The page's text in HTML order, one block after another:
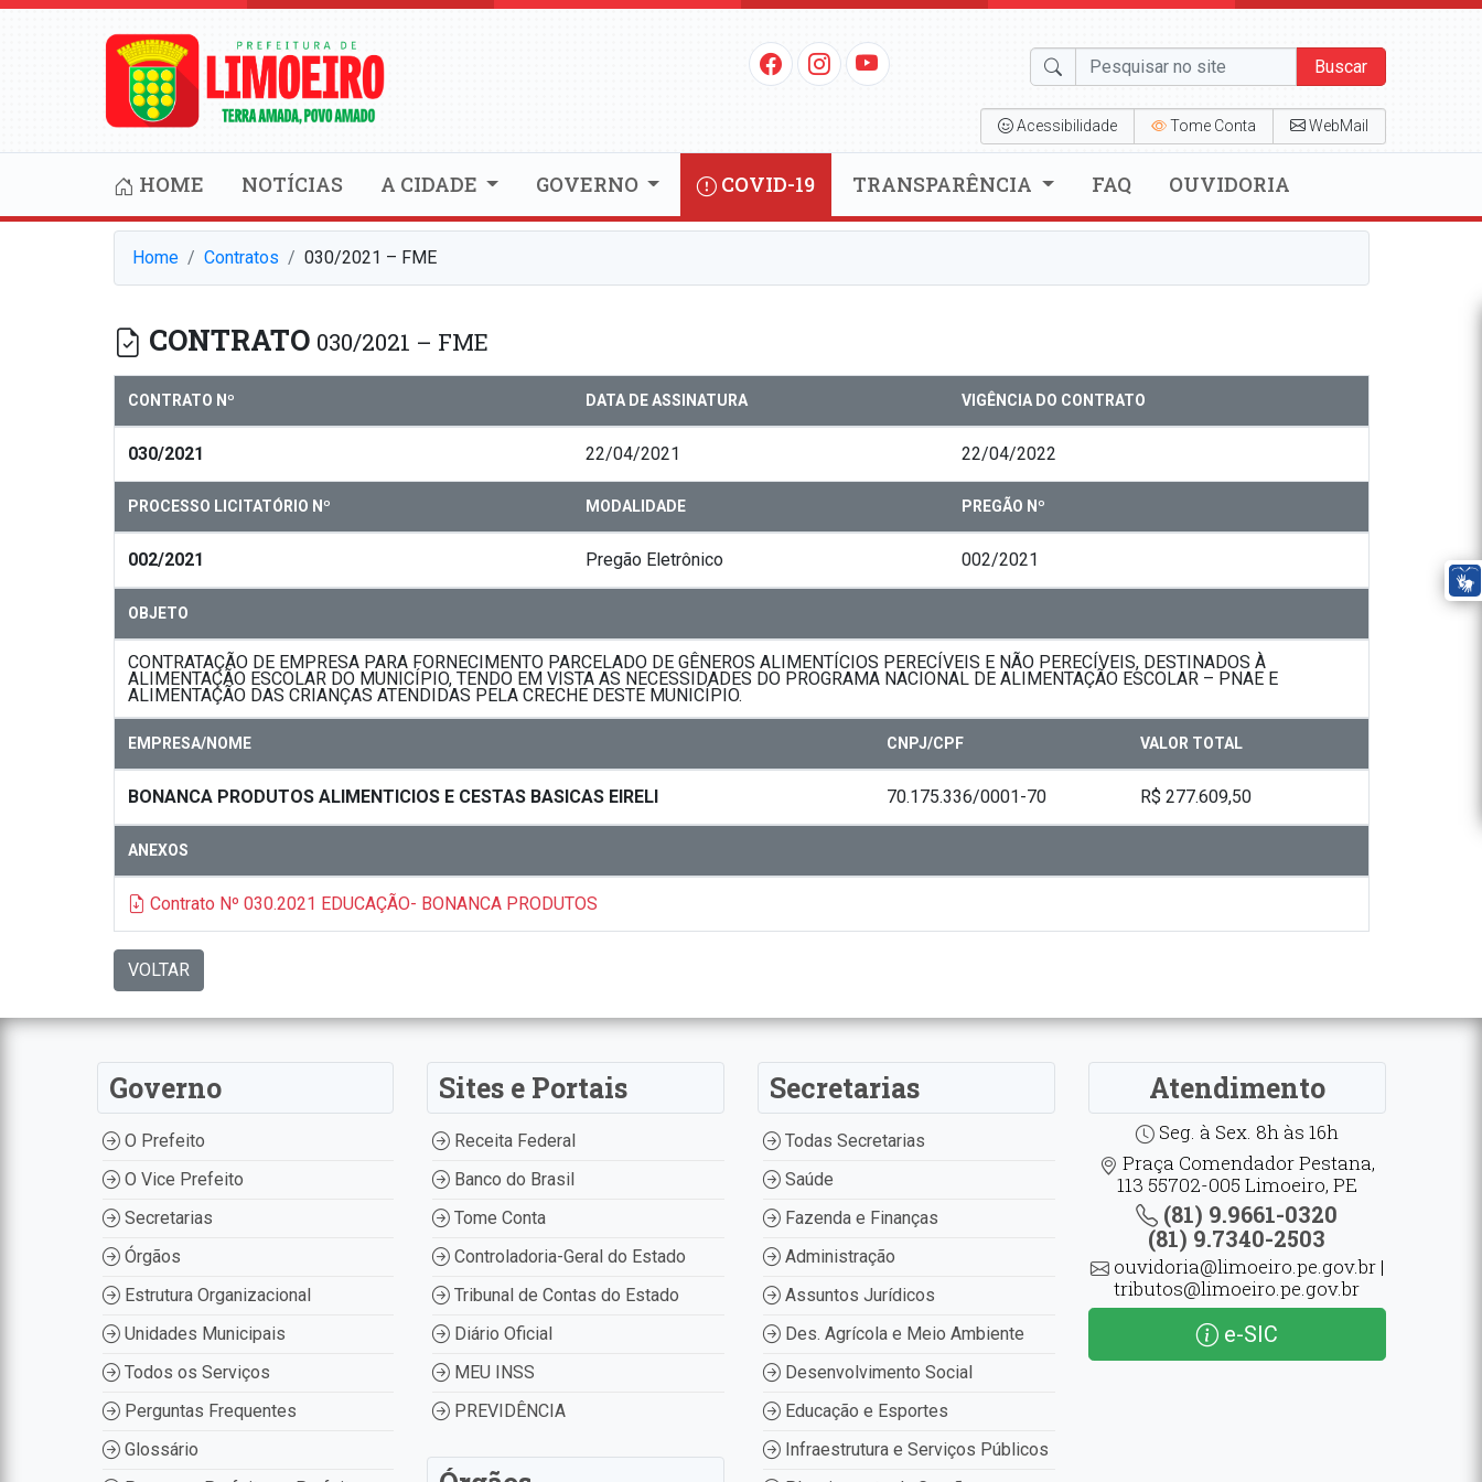
Buscar
Acessibilidade Tome Conta WebMail
HOME NOTÍCIAS A CIDADE GOVERNO COVID-19 TRANSPARÊNCIA FAQ OUVIDORIA
Home Contratos 030/2021 – FME
CONTRATO 030/2021 – FME
CONTRATO Nº DATA DE ASSINATURA VIGÊNCIA DO CONTRATO
030/2021 22/04/2021 22/04/2022
PROCESSO LICITATÓRIO Nº MODALIDADE PREGÃO Nº
002/2021 Pregão Eletrônico 002/2021
OBJETO
CONTRATAÇÃO DE EMPRESA PARA FORNECIMENTO PARCELADO DE GÊNEROS ALIMENTÍCIOS PERECÍVEIS E NÃO PERECÍVEIS, DESTINADOS À
ALIMENTAÇÃO ESCOLAR DO MUNICÍPIO, TENDO EM VISTA AS NECESSIDADES DO PROGRAMA NACIONAL DE ALIMENTAÇÃO ESCOLAR – PNAE E
ALIMENTAÇÃO DAS CRIANÇAS ATENDIDAS PELA CRECHE DESTE MUNICÍPIO.
EMPRESA/NOME CNPJ/CPF VALOR TOTAL
BONANCA PRODUTOS ALIMENTICIOS E CESTAS BASICAS EIRELI 70.175.336/0001-70 R$ 277.609,50
ANEXOS
Contrato Nº 030.2021 EDUCAÇÃO- BONANCA PRODUTOS
VOLTAR
Governo
O Prefeito
O Vice Prefeito
Secretarias
Órgãos
Estrutura Organizacional
Unidades Municipais
Todos os Serviços
Perguntas Frequentes
Glossário
Sites e Portais
Receita Federal
Banco do Brasil
Tome Conta
Controladoria-Geral do Estado
Tribunal de Contas do Estado
Diário Oficial
MEU INSS
PREVIDÊNCIA
Secretarias
Todas Secretarias
Saúde
Fazenda e Finanças
Administração
Assuntos Jurídicos
Des. Agrícola e Meio Ambiente
Desenvolvimento Social
Educação e Esportes
Infraestrutura e Serviços Públicos
Atendimento
Seg. à Sex. 8h às 16h
Praça Comendador Pestana,
113 55702-005 Limoeiro, PE
(81) 9.9661-0320
(81) 9.7340-2503
ouvidoria@limoeiro.pe.gov.br |
tributos@limoeiro.pe.gov.br
e-SIC